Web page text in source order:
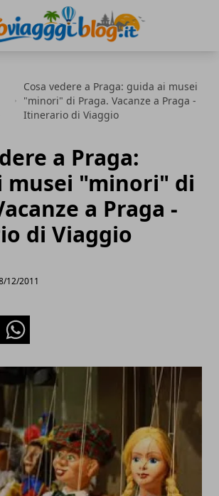
Cosa vedere a Praga: guida ai musei
"minori" di Praga. Vacanze a Praga -
Itinerario di Viaggio
a Praga:
musei "minori" di
a Praga -
di Viaggio
12/2011
Whatsapp